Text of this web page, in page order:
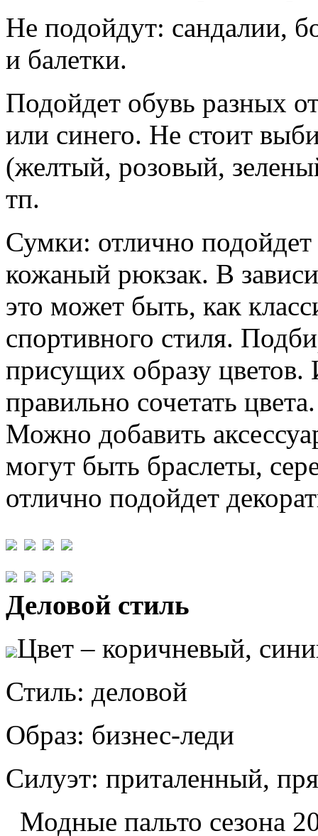
Не подойдут: сандалии,
и балетки.
Подойдет обувь разных
или синего. Не стоит
(желтый, розовый,
тп.
Сумки: отлично подойдет
кожаный рюкзак. В
это может быть, как
спортивного стиля.
присущих образу цветов.
правильно сочетать цвета.
Можно добавить
могут быть браслеты,
отлично подойдет
Деловой стиль
Цвет – коричневый,
Стиль: деловой
Образ: бизнес-леди
Силуэт: приталенный,
Модные пальто сезона